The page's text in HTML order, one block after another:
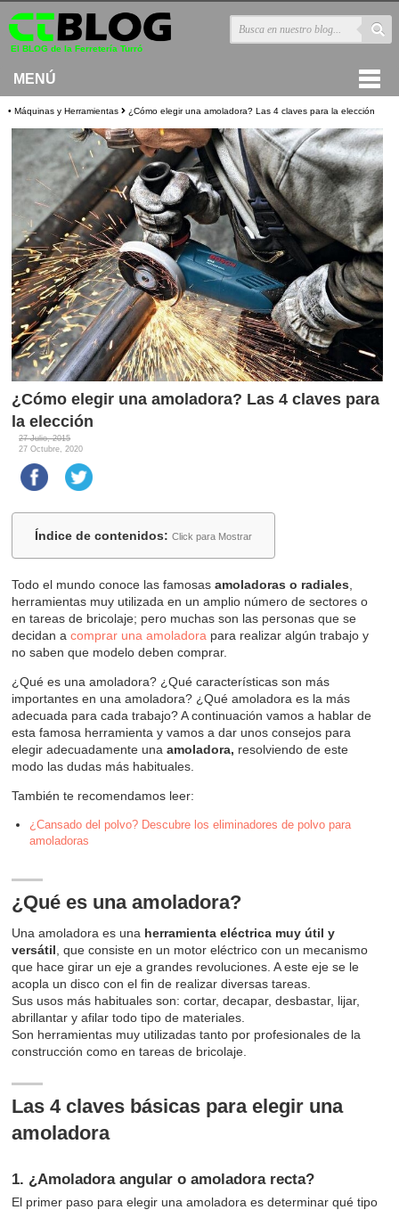
El BLOG de la Ferretería Turró
MENÚ
Portada
Construcción y Bricolaje
Máquinas y Herramientas
Hogar y Jardín
Trabajo y Salud
Ferretería online
• Máquinas y Herramientas ¿Cómo elegir una amoladora? Las 4 claves para la elección
¿Cómo elegir una amoladora? Las 4 claves para
la elección
27 Julio, 2015
27 Octubre, 2020
Índice de contenidos:Click para Mostrar
Todo el mundo conoce las famosasamoladoras o radiales
herramientas muy utilizada en un amplio número de sectores o
en tareas de bricolaje; pero muchas son las personas que se
decidan acomprar una amoladora para realizar algún trabajo y
no saben que modelo deben comprar.
¿Qué es una amoladora? ¿Qué características son más
importantes en una amoladora? ¿Qué amoladora es la más
adecuada para cada trabajo? A continuación vamos a hablar de
esta famosa herramienta y vamos a dar unos consejos para
elegir adecuadamente unaamoladora, resolviendo de este
modo las dudas más habituales.
También te recomendamos leer:
¿Cansado del polvo? Descubre los eliminadores de polvo para
amoladoras
¿Qué es una amoladora?
Una amoladora es una herramienta eléctrica muy útil y
versátil , que consiste en un motor eléctrico con un mecanismo
que hace girar un eje a grandes revoluciones. A este eje se le
acopla un disco con el fin de realizar diversas tareas.
Sus usos más habituales son: cortar, decapar, desbastar, lijar,
abrillantar y afilar todo tipo de materiales.
Son herramientas muy utilizadas tanto por profesionales de la
construcción como en tareas de bricolaje.
Las 4 claves básicas para elegir una
amoladora
1. ¿Amoladora angular o amoladora recta?
El primer paso para elegir una amoladora es determinar qué tipo